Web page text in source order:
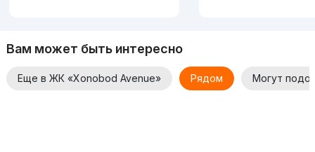
Вам может быть интересно
Еще в ЖК «Xonobod Avenue» Рядом Могут